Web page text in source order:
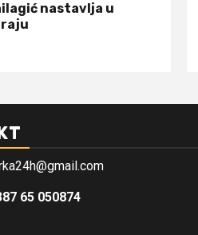
nastavlja u
65 050874